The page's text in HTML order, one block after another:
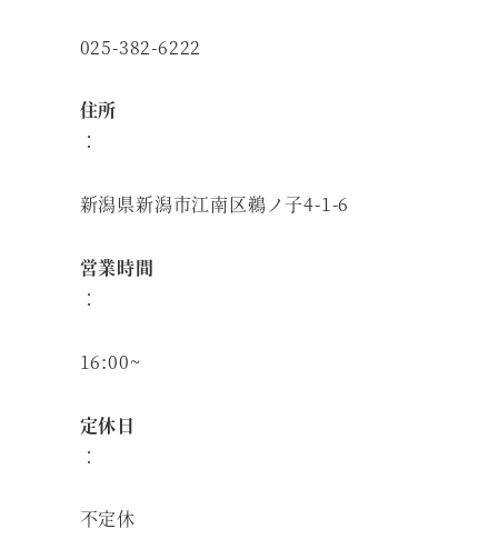
025-382-6222
住所
：
新潟県新潟市江南区鵜ノ子4-1-6
営業時間
：
16:00~
定休日
：
不定休